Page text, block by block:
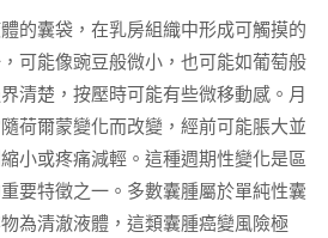
的囊袋，在乳房組織中形成可觸摸的
可能像豌豆般微小，也可能如葡萄般
清楚，按壓時可能有些微移動感。月
荷爾蒙變化而改變，經前可能脹大並
小或疼痛減輕。這種週期性變化是區
要特徵之一。多數囊腫屬於單純性囊
為清澈液體，這類囊腫癌變風險極